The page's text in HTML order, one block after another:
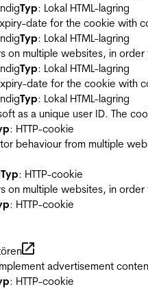
Typ: Lokal HTML-lagring
date for the cookie with
Typ: Lokal HTML-lagring
on multiple websites, in
Typ: Lokal HTML-lagring
date for the cookie with
Typ: Lokal HTML-lagring
as a unique user ID. The
: HTTP-cookie
behaviour from multiple
Typ: HTTP-cookie
on multiple websites, in
: HTTP-cookie
advertisement
: HTTP-cookie